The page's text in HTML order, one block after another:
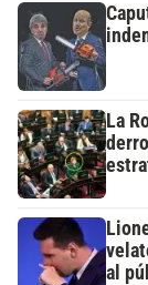
La
al